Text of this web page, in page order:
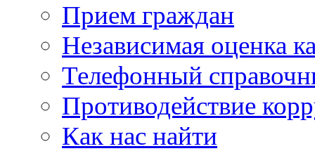
Прием граждан
Независимая оценка
Телефонный
Противодействие
Как нас найти